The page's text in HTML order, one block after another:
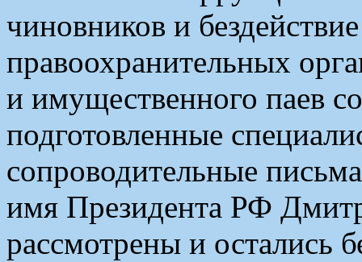
чиновников и
правоохранительных
и имущественного паев
подготовленные
сопроводительные
имя Президента РФ
рассмотрены и остались